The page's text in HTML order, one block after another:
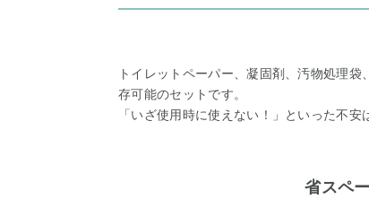
トイレットペーパー、凝固剤、汚物処理
存可能のセットです。
「いざ使用時に使えない！」といった不安
省スペ